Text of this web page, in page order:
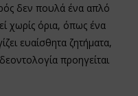
δεν πουλά ένα απλό
χωρίς όρια, όπως ένα
ευαίσθητα ζητήματα,
προηγείται